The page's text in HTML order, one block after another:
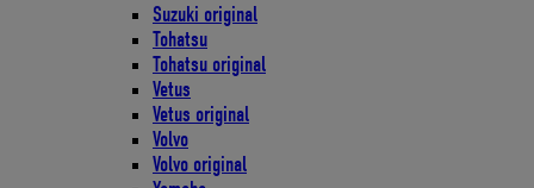
Suzuki original
Tohatsu
Tohatsu original
Vetus
Vetus original
Volvo
Volvo original